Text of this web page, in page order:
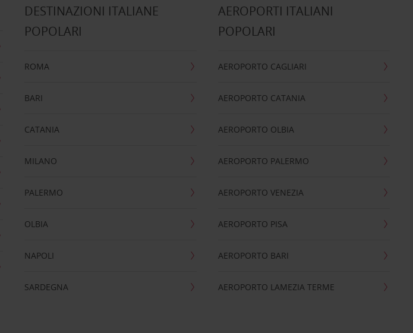
DESTINAZIONI ITALIANE
POPOLARI
ROMA
BARI
CATANIA
MILANO
PALERMO
OLBIA
NAPOLI
SARDEGNA
AEROPORTI ITALIANI
POPOLARI
AEROPORTO CAGLIARI
AEROPORTO CATANIA
AEROPORTO OLBIA
AEROPORTO PALERMO
AEROPORTO VENEZIA
AEROPORTO PISA
AEROPORTO BARI
AEROPORTO LAMEZIA TERME